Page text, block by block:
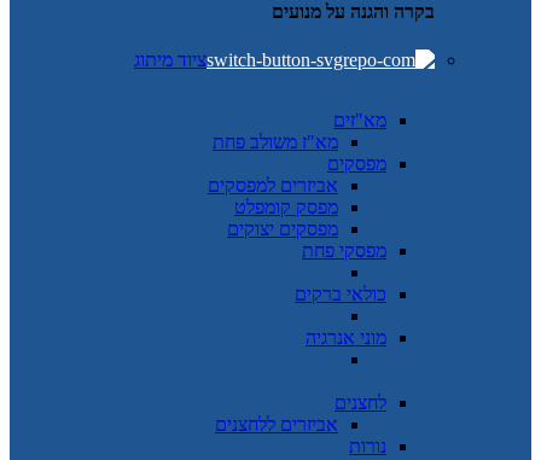
בקרה והגנה על מנועים
ציוד מיתוג
מא"זים
מא"ז משולב פחת
מפסקים
אביזרים למפסקים
מפסק קומפלט
מפסקים יצוקים
מפסקי פחת
כולאי ברקים
מוני אנרגיה
לחצנים
אביזרים ללחצנים
נורות